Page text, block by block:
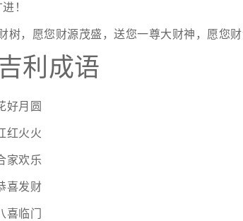
！
树，愿您财源茂盛，送您一尊大财神，愿您财
利成语
好月圆
红火火
家欢乐
喜发财
临门